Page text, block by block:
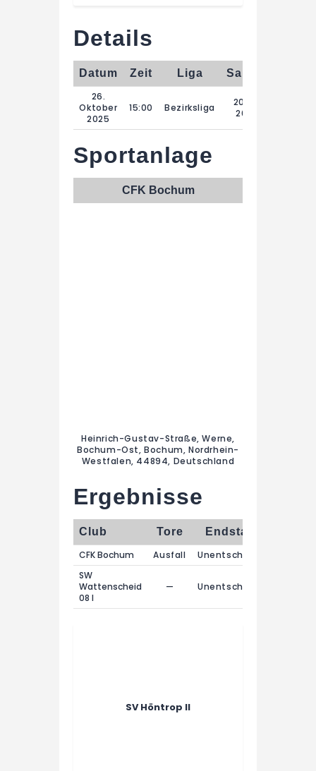
Details
Datum Zeit Liga Saison
26.
Oktober
2025
15:00 Bezirksliga
2025-
2026
Sportanlage
CFK Bochum
Heinrich-Gustav-Straße, Werne,
Bochum-Ost, Bochum, Nordrhein-
Westfalen, 44894, Deutschland
Ergebnisse
Club Tore
Endstand
CFK Bochum
Ausfall
Unentschieden
SW
Wattenscheid
08 I
— Unentschieden
SV Höntrop II